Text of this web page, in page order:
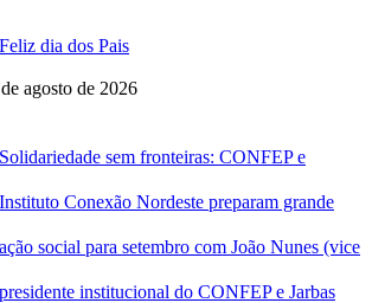
Feliz dia dos Pais
agosto de 2026
Solidariedade sem fronteiras: CONFEP e
Instituto Conexão Nordeste preparam grande
ação social para setembro com João Nunes (vice
presidente institucional do CONFEP e Jarbas